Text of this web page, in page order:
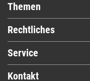
Themen
Rechtliches
Service
Kontakt